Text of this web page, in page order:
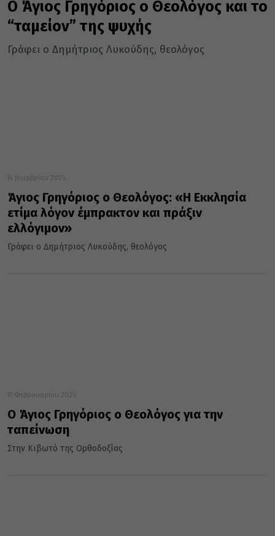
Ο Άγιος Γρηγόριος ο Θεολόγος και το
“ταμείον” της ψυχής
Γράφει ο Δημήτριος Λυκούδης, θεολόγος
14 Νοεμβρίου 2025
Άγιος Γρηγόριος ο Θεολόγος: «Η Εκκλησία
ετίμα λόγον έμπρακτον και πράξιν
ελλόγιμον»
Γράφει ο Δημήτριος Λυκούδης, θεολόγος
17 Φεβρουαρίου 2025
Ο Άγιος Γρηγόριος ο Θεολόγος για την
ταπείνωση
Στην Κιβωτό της Ορθοδοξίας